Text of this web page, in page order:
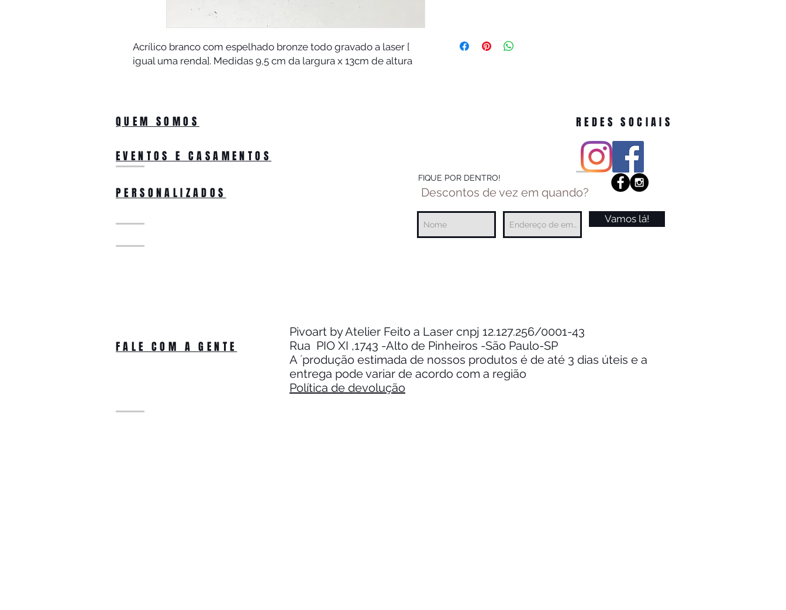
Acrílico branco com espelhado bronze todo gravado a laser [
igual uma renda]. Medidas 9,5 cm da largura x 13cm de altura
QUEM SOMOS
EVENTOS E CASAMENTOS
PERSONALIZADOS
REDES SOCIAIS
FIQUE POR DENTRO!
Descontos de vez em quando?
Vamos lá!
FALE COM A GENTE
Pivoart by Atelier Feito a Laser cnpj 12.127.256/0001-43
Rua PIO XI ,1743 -Alto de Pinheiros -São Paulo-SP
A ´produção estimada de nossos produtos é de até 3 dias úteis e a
entrega pode variar de acordo com a região
Política de devolução